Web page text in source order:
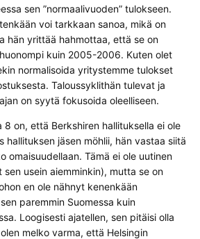
sen ”normaalivuoden” tulokseen.
voi tarkkaan sanoa, mikä on
hän yrittää hahmottaa, että se on
kuin 2005-2006. Kuten olet
normalisoida yritystemme tulokset
Taloussyklithän tulevat ja
on syytä fokusoida oleelliseen.
8 on, että Berkshiren hallituksella ei ole
hallituksen jäsen möhlii, hän vastaa siitä
omaisuudellaan. Tämä ei ole uutinen
sen usein aiemminkin), mutta se on
en ole nähnyt kenenkään
paremmin Suomessa kuin
Loogisesti ajatellen, sen pitäisi olla
melko varma, että Helsingin